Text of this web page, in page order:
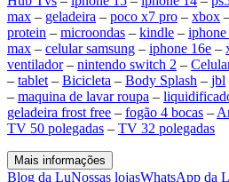
max – geladeira – poco x7 pro – xbox
protein – microondas – kindle –
max – celular samsung – iphone 16e –
ventilador– nintendo switch 2 –
– tablet – Bicicleta – Body Splash – jbl
– maquina de lavar roupa –
geladeira frost free – fogão 4 bocas –
TV 50 polegadas – TV 32 polegadas
Mais informações
Blog da LuNossas lojasWhatsApp da